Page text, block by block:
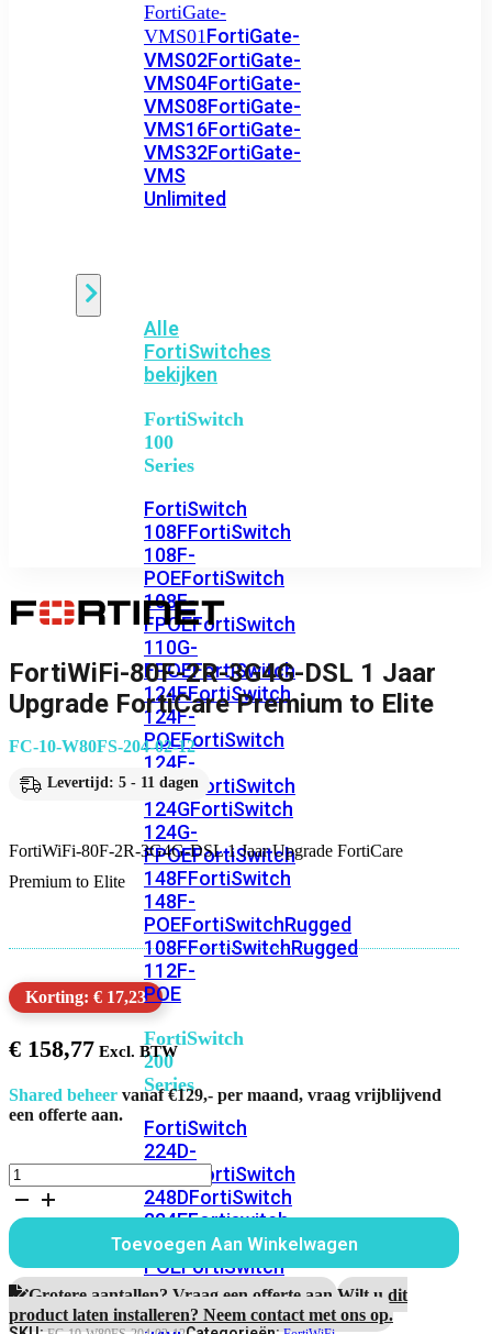
FortiGate-
VMS01FortiGate-
VMS02FortiGate-
VMS04FortiGate-
VMS08FortiGate-
VMS16FortiGate-
VMS32FortiGate-
VMS
Unlimited
Alle
FortiSwitches
bekijken
FortiSwitch
100
Series
FortiSwitch
108FFortiSwitch
108F-
POEFortiSwitch
108F-
FPOEFortiSwitch
110G-
FPOEFortiSwitch
124FFortiSwitch
124F-
POEFortiSwitch
124F-
FPOEFortiSwitch
124GFortiSwitch
124G-
FPOEFortiSwitch
148FFortiSwitch
148F-
POEFortiSwitchRugged
108FFortiSwitchRugged
112F-
POE
FortiSwitch
200
Series
FortiSwitch
224D-
FortiSwitch
248DFortiSwitch
224EFortiswitch
224E-
POEFortiSwitch
248E-
POEFortiSwitch
FortiWiFi-80F-2R-3G4G-DSL 1 Jaar
Upgrade FortiCare Premium to Elite
FC-10-W80FS-204-02-12
Levertijd: 5 - 11 dagen
FortiWiFi-80F-2R-3G4G-DSL 1 Jaar Upgrade FortiCare
Premium to Elite
Korting: € 17,23
€ 158,77
Shared beheer vanaf €129,- per maand, vraag vrijblijvend
een offerte aan.
FortiWiFi-
80F-
3G4G-
DSL
1
Jaar
Upgrade
Toevoegen Aan Winkelwagen
Grotere aantallen? Vraag een offerte aan.Wilt u dit
product laten installeren? Neem contact met ons op.